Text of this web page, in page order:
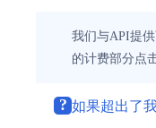
我们与API提
的计费部分点
? 如果超出了